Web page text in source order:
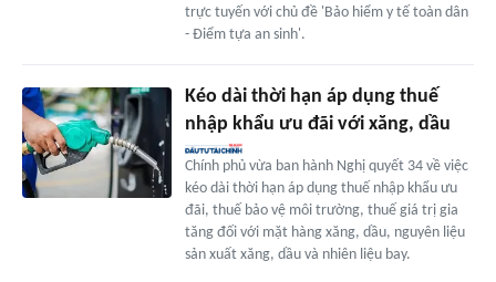
trực tuyến với chủ đề 'Bảo hiểm y tế toàn dân
- Điểm tựa an sinh'.
Kéo dài thời hạn áp dụng thuế
nhập khẩu ưu đãi với xăng, dầu
Chính phủ vừa ban hành Nghị quyết 34 về việc
kéo dài thời hạn áp dụng thuế nhập khẩu ưu
đãi, thuế bảo vệ môi trường, thuế giá trị gia
tăng đối với mặt hàng xăng, dầu, nguyên liệu
sản xuất xăng, dầu và nhiên liệu bay.